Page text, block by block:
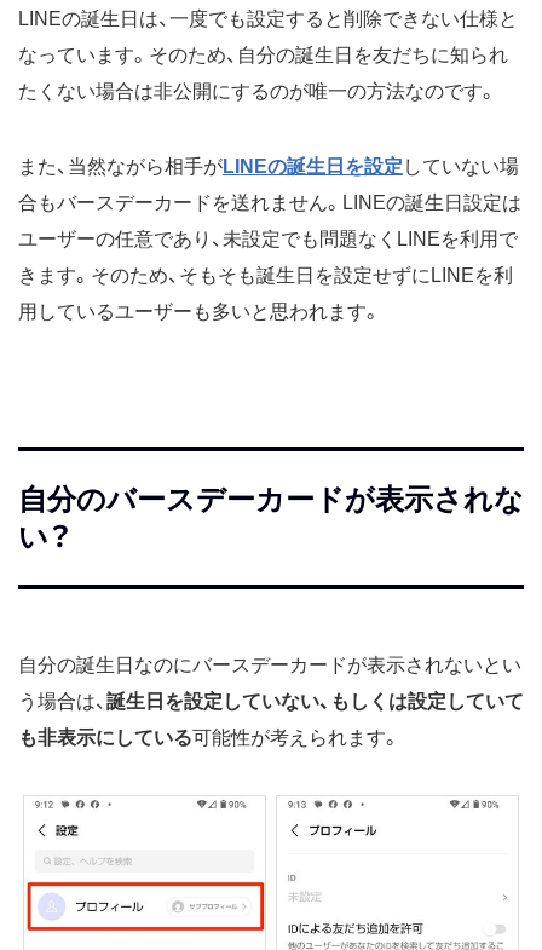
LINEの誕生日は、一度でも設定すると削除できない仕様と
なっています。そのため、自分の誕生日を友だちに知られ
たくない場合は非公開にするのが唯一の方法なのです。
また、当然ながら相手がLINEの誕生日を設定 していない場
合もバースデーカードを送れません。LINEの誕生日設定は
ユーザーの任意であり、未設定でも問題なくLINEを利用で
きます。そのため、そもそも誕生日を設定せずにLINEを利
用しているユーザーも多いと思われます。
自分のバースデーカードが表示されな
い？
自分の誕生日なのにバースデーカードが表示されないとい
う場合は、 誕生日を設定していない、もしくは設定していて
も非表示にしている可能性が考えられます。